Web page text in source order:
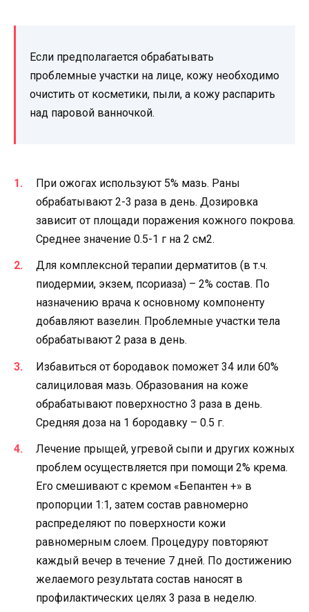
Если предполагается обрабатывать
проблемные участки на лице, кожу необходимо
очистить от косметики, пыли, а кожу распарить
над паровой ванночкой.
При ожогах используют 5% мазь. Раны
обрабатывают 2-3 раза в день. Дозировка
зависит от площади поражения кожного покрова.
Среднее значение 0.5-1 г на 2 см2.
Для комплексной терапии дерматитов (в т.ч.
пиодермии, экзем, псориаза) – 2% состав. По
назначению врача к основному компоненту
добавляют вазелин. Проблемные участки тела
обрабатывают 2 раза в день.
Избавиться от бородавок поможет 34 или 60%
салициловая мазь. Образования на коже
обрабатывают поверхностно 3 раза в день.
Средняя доза на 1 бородавку – 0.5 г.
Лечение прыщей, угревой сыпи и других кожных
проблем осуществляется при помощи 2% крема.
Его смешивают с кремом «Бепантен +» в
пропорции 1:1, затем состав равномерно
распределяют по поверхности кожи
равномерным слоем. Процедуру повторяют
каждый вечер в течение 7 дней. По достижению
желаемого результата состав наносят в
профилактических целях 3 раза в неделю.